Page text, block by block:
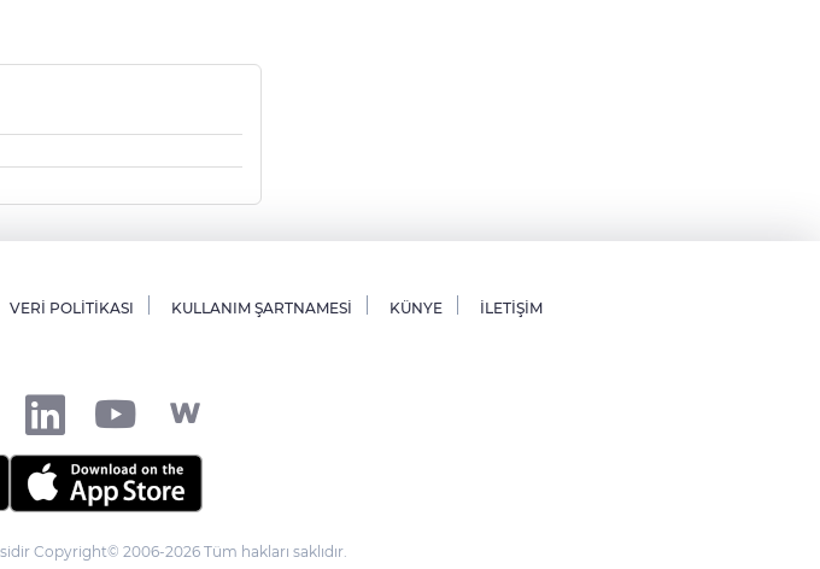
VERİ POLİTİKASI KULLANIM ŞARTNAMESİ KÜNYE İLETİŞİM
Copyright© 2006-2026 Tüm hakları saklıdır.